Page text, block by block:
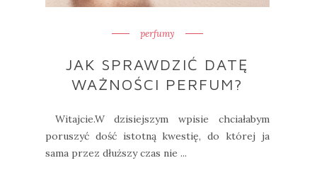
perfumy
JAK SPRAWDZIĆ DATĘ
WAŻNOŚCI PERFUM?
Witajcie.W dzisiejszym wpisie chciałabym
poruszyć dość istotną kwestię, do której ja
sama przez dłuższy czas nie ...